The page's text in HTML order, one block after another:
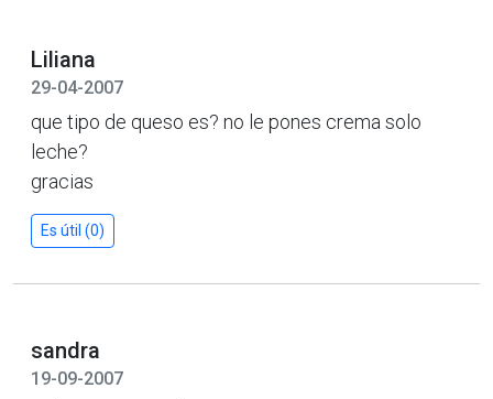
Liliana
29-04-2007
que tipo de queso es? no le pones crema solo
leche?
gracias
Es útil (0)
sandra
19-09-2007